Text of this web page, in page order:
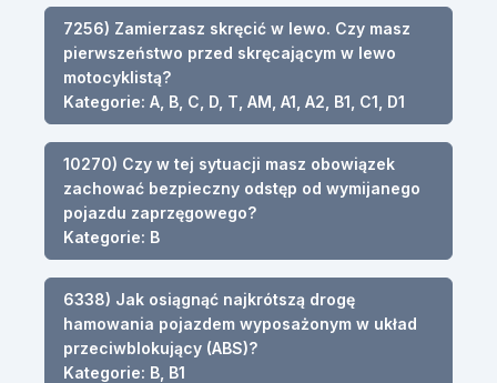
7256) Zamierzasz skręcić w lewo. Czy masz
pierwszeństwo przed skręcającym w lewo
motocyklistą?
Kategorie: A, B, C, D, T, AM, A1, A2, B1, C1, D1
10270) Czy w tej sytuacji masz obowiązek
zachować bezpieczny odstęp od wymijanego
pojazdu zaprzęgowego?
Kategorie: B
6338) Jak osiągnąć najkrótszą drogę
hamowania pojazdem wyposażonym w układ
przeciwblokujący (ABS)?
Kategorie: B, B1